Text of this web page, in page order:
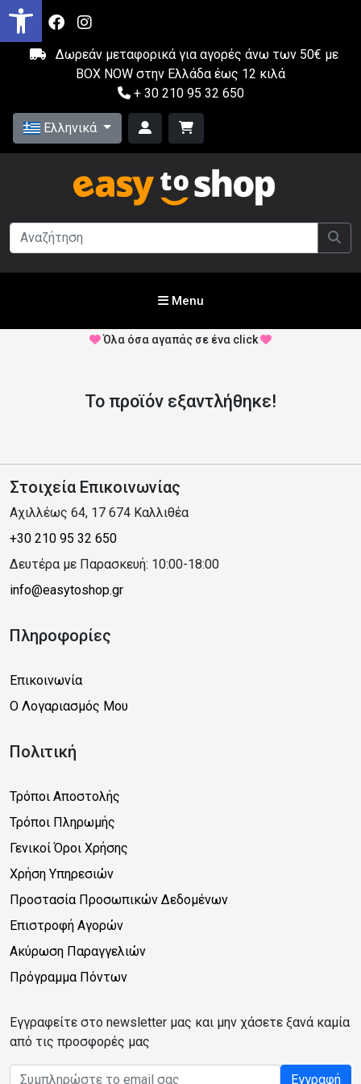
Δωρεάν μεταφορικά για αγορές άνω των 50€ με
BOX NOW στην Ελλάδα έως 12 κιλά
+ 30 210 95 32 650
Ελληνικά
Menu
Όλα όσα αγαπάς σε ένα click
Το προϊόν εξαντλήθηκε!
Στοιχεία Επικοινωνίας
Αχιλλέως 64, 17 674 Καλλιθέα
+30 210 95 32 650
Δευτέρα με Παρασκευή: 10:00-18:00
info@easytoshop.gr
Πληροφορίες
Επικοινωνία
Ο Λογαριασμός Μου
Πολιτική
Τρόποι Αποστολής
Τρόποι Πληρωμής
Γενικοί Όροι Χρήσης
Χρήση Υπηρεσιών
Προστασία Προσωπικών Δεδομένων
Επιστροφή Αγορών
Ακύρωση Παραγγελιών
Πρόγραμμα Πόντων
Εγγραφείτε στο newsletter μας και μην χάσετε ξανά καμία
από τις προσφορές μας
Email address Εγγραφή